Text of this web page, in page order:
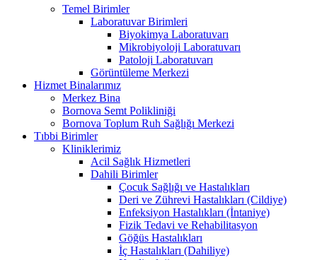
Temel Birimler
Laboratuvar Birimleri
Biyokimya Laboratuvarı
Mikrobiyoloji Laboratuvarı
Patoloji Laboratuvarı
Görüntüleme Merkezi
Hizmet Binalarımız
Merkez Bina
Bornova Semt Polikliniği
Bornova Toplum Ruh Sağlığı Merkezi
Tıbbi Birimler
Kliniklerimiz
Acil Sağlık Hizmetleri
Dahili Birimler
Çocuk Sağlığı ve Hastalıkları
Deri ve Zührevi Hastalıkları (Cildiye)
Enfeksiyon Hastalıkları (İntaniye)
Fizik Tedavi ve Rehabilitasyon
Göğüs Hastalıkları
İç Hastalıkları (Dahiliye)